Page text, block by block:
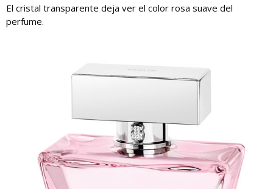
El cristal transparente deja ver el color rosa suave del
perfume.